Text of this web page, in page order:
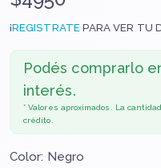
¡REGISTRATEPARA VER TU
Podés comprarlo
interés.
* Valores aproximados. La
crédito.
Color: Negro